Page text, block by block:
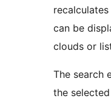
can be
clouds or
The search
the